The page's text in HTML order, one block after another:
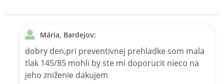
Mária, Bardejov:
dobry den,pri preventivnej prehladke som mala
tlak 145/85 mohli by ste mi doporucit nieco na
jeho zniženie dakujem